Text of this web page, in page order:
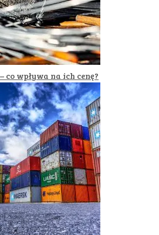
co wpływa na ich cenę?